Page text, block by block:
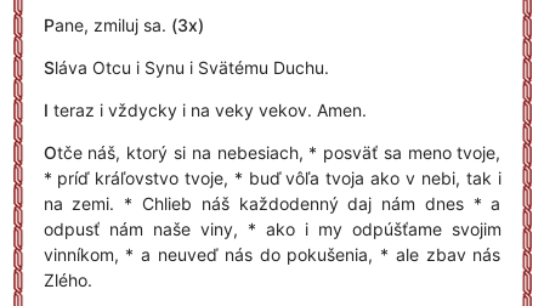
Pane, zmiluj sa. (3x)
Sláva Otcu i Synu i Svätému Duchu.
I teraz i vždycky i na veky vekov. Amen.
Otče náš, ktorý si na nebesiach, * posväť sa meno tvoje,
* príď kráľovstvo tvoje, * buď vôľa tvoja ako v nebi, tak i
na zemi. * Chlieb náš každodenný daj nám dnes * a
odpusť nám naše viny, * ako i my odpúšťame svojim
vinníkom, * a neuveď nás do pokušenia, * ale zbav nás
Zlého.